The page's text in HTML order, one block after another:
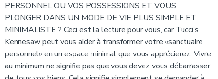
PERSONNEL OU VOS POSSESSIONS ET VOUS
PLONGER DANS UN MODE DE VIE PLUS SIMPLE ET
MINIMALISTE ? Ceci est la lecture pour vous, car Tucci’s
Kennesaw peut vous aider à transformer votre «sanctuaire
personnel» en un espace minimal que vous apprécierez. Vivre
au minimum ne signifie pas que vous devez vous débarrasser